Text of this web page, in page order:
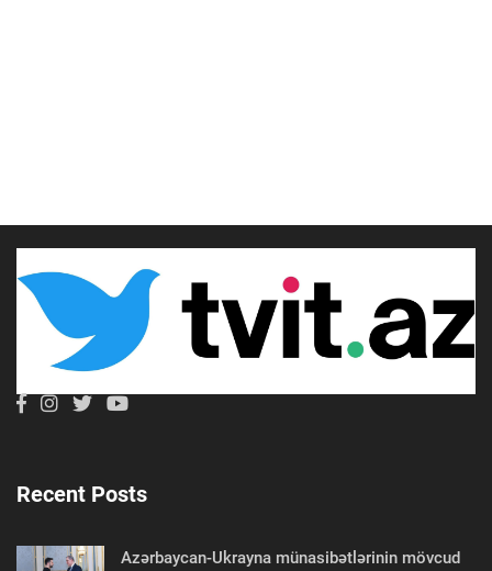
Recent Posts
Azərbaycan-Ukrayna münasibətlərinin mövcud